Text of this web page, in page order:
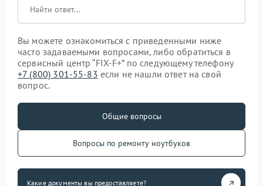
Вы можете ознакомиться с приведенными ниже
часто задаваемыми вопросами, либо обратиться в
сервисный центр “FIX-F+” по следующему телефону
+7 (800) 301-55-83 если не нашли ответ на свой
вопрос.
Общие вопросы
Вопросы по ремонту ноутбуков
Какие документы вы предоставляете?